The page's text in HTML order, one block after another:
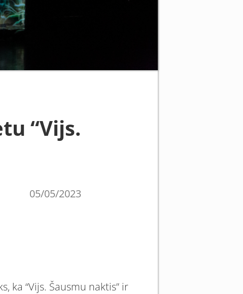
“Vijs.
05/05/2023
ka “Vijs. Šausmu naktis” ir